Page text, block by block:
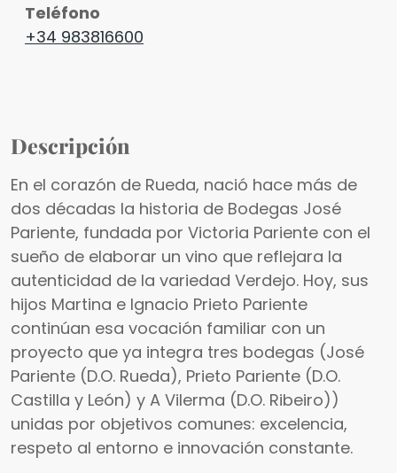
Teléfono
+34 983816600
Descripción
En el corazón de Rueda, nació hace más de
dos décadas la historia de Bodegas José
Pariente, fundada por Victoria Pariente con el
sueño de elaborar un vino que reflejara la
autenticidad de la variedad Verdejo. Hoy, sus
hijos Martina e Ignacio Prieto Pariente
continúan esa vocación familiar con un
proyecto que ya integra tres bodegas (José
Pariente (D.O. Rueda), Prieto Pariente (D.O.
Castilla y León) y A Vilerma (D.O. Ribeiro))
unidas por objetivos comunes: excelencia,
respeto al entorno e innovación constante.